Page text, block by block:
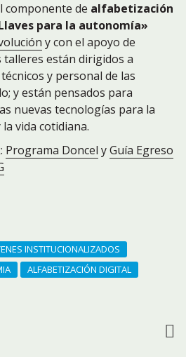
componente de alfabetización
para la autonomía»
y con el apoyo de
talleres están dirigidos a
y personal de las
y están pensados para
nuevas tecnologías para la
vida cotidiana.
Programa Doncel yGuía Egreso
INSTITUCIONALIZADOS
ALFABETIZACIÓN DIGITAL